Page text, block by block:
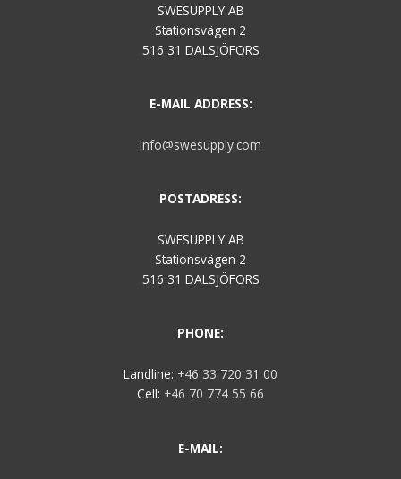
SWESUPPLY AB
Stationsvägen 2
516 31 DALSJÖFORS
E-MAIL ADDRESS:
info@swesupply.com
POSTADRESS:
SWESUPPLY AB
Stationsvägen 2
516 31 DALSJÖFORS
PHONE:
Landline: +46 33 720 31 00
Cell: +46 70 774 55 66
E-MAIL: